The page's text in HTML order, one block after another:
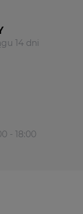
14 dni
- 18:00